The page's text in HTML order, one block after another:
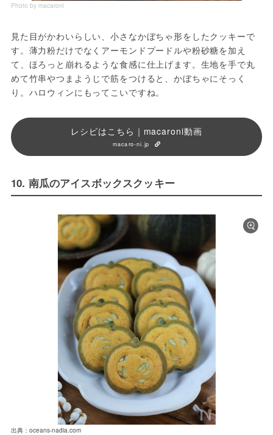
Photo by macaroni
見た目がかわいらしい、小さなかぼちゃ形をしたクッキーで
す。薄力粉だけでなくアーモンドプードルや粉砂糖を加え
て、ほろっと崩れるような食感に仕上げます。生地を手で丸
めて竹串やつまようじで筋をつけると、かぼちゃにそっく
り。ハロウィンにもってこいですね。
レシピはこちら｜macaroni動画
macaro-ni.jp
10. 南瓜のアイスボックスクッキー
出典：oceans-nadia.com